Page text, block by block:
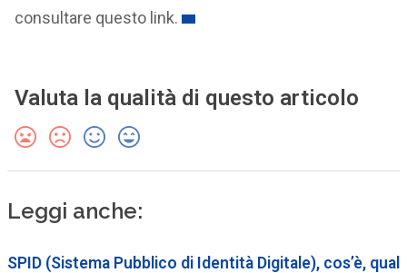
consultare questo link.
Valuta la qualità di questo articolo
Leggi anche:
SPID (Sistema Pubblico di Identità Digitale), cos’è, qual